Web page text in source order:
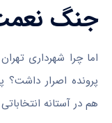
جنگ
اما چرا شهرداری
پرونده اصرار
هم در آستانه